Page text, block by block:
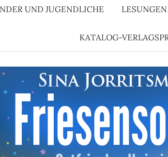
UND JUGENDLICHE LESUNGEN
KATALOG-